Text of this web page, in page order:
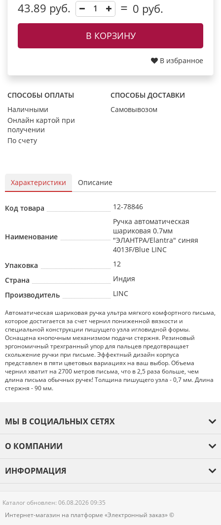
43.89 руб. 0 руб.
В КОРЗИНУ
В избранное
СПОСОБЫ ОПЛАТЫ
Наличными
Онлайн картой при
получении
По счету
СПОСОБЫ ДОСТАВКИ
Самовывозом
Характеристики Описание
Код товара 12-78846
Наименование
Ручка автоматическая
шариковая 0.7мм
"ЭЛАНТРА/Elantra" синяя
4013F/Blue LINC
Упаковка
12
Страна
Индия
Производитель
LINC
Автоматическая шариковая ручка ультра мягкого комфортного письма,
которое достигается за счет чернил пониженной вязкости и
специальной конструкции пишущего узла игловидной формы.
Оснащена кнопочным механизмом подачи стержня. Резиновый
эргономичный трехгранный упор для пальцев предотвращает
скольжение ручки при письме. Эффектный дизайн корпуса
представлен в пяти цветовых вариациях на ваш выбор. Объема
чернил хватит на 2700 метров письма, что в 2,5 раза больше, чем
длина письма обычных ручек! Толщина пишущего узла - 0,7 мм. Длина
стержня - 90 мм.
МЫ В СОЦИАЛЬНЫХ СЕТЯХ
О КОМПАНИИ
Новости
ИНФОРМАЦИЯ
Каталог обновлен: 06.08.2026 09:35
Интернет-магазин на платформе «Электронный заказ» ©